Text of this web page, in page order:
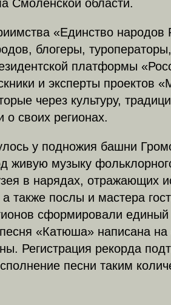
Смоленской области.
«Единство народов
блогеры,
платформы
и эксперты проектов
через культуру,
своих регионах.
у подножия башни
живую музыку
в нарядах, отражающих
также послы и мастера
сформировали
«Катюша» написана
Регистрация рекорда
песни таким